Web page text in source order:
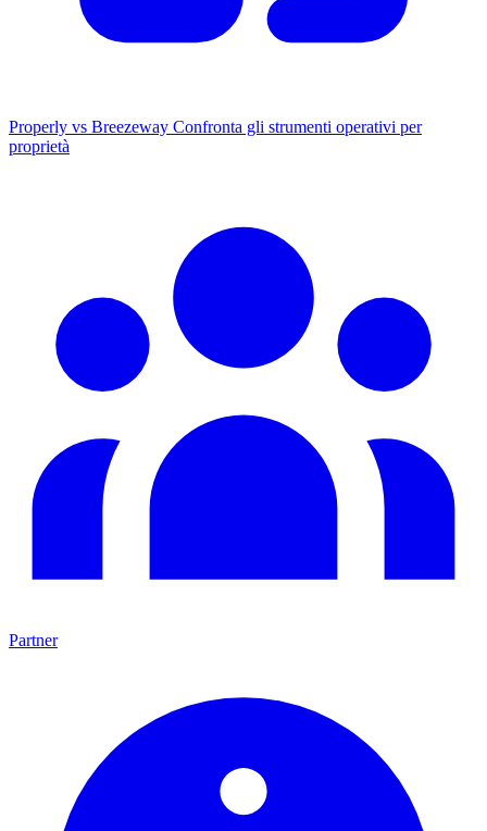
Properly vs Breezeway Confronta gli strumenti operativi per
proprietà
Partner